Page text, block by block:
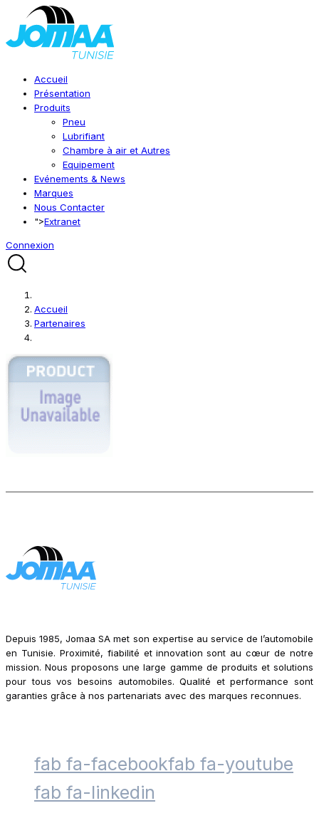
Accueil
Présentation
Produits
Pneu
Lubrifiant
Chambre à air et Autres
Equipement
Evénements & News
Marques
Nous Contacter
">Extranet
Connexion
Accueil
Partenaires
Depuis 1985, Jomaa SA met son expertise au service de l’automobile
en Tunisie. Proximité, fiabilité et innovation sont au cœur de notre
mission. Nous proposons une large gamme de produits et solutions
pour tous vos besoins automobiles. Qualité et performance sont
garanties grâce à nos partenariats avec des marques reconnues.
fab fa-facebookfab fa-youtube
fab fa-linkedin